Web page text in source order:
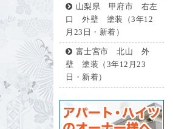
山梨県 甲府市 右左
口 外壁 塗装（3年12
月23日・新着）
富士宮市 北山 外
壁 塗装（3年12月23
日・新着）